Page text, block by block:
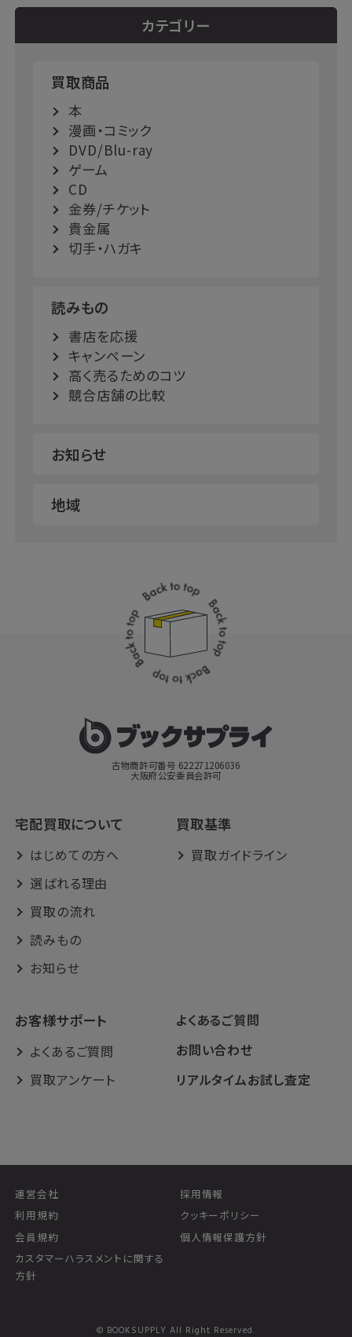
カテゴリー
買取商品
本
漫画・コミック
DVD/Blu-ray
ゲーム
CD
金券/チケット
貴金属
切手・ハガキ
読みもの
書店を応援
キャンペーン
高く売るためのコツ
競合店舗の比較
お知らせ
地域
古物商許可番号 622271206036
大阪府公安委員会許可
宅配買取について
はじめての方へ
選ばれる理由
買取の流れ
読みもの
お知らせ
買取基準
買取ガイドライン
お客様サポート
よくあるご質問
買取アンケート
よくあるご質問
お問い合わせ
リアルタイムお試し査定
運営会社
採用情報
利用規約
クッキーポリシー
会員規約
個人情報保護方針
カスタマーハラスメントに関する
方針
© BOOKSUPPLY All Right Reserved.